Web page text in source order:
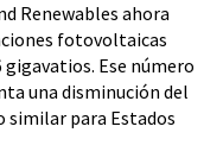
Renewables ahora
fotovoltaicas
Ese número
una disminución del
similar para Estados